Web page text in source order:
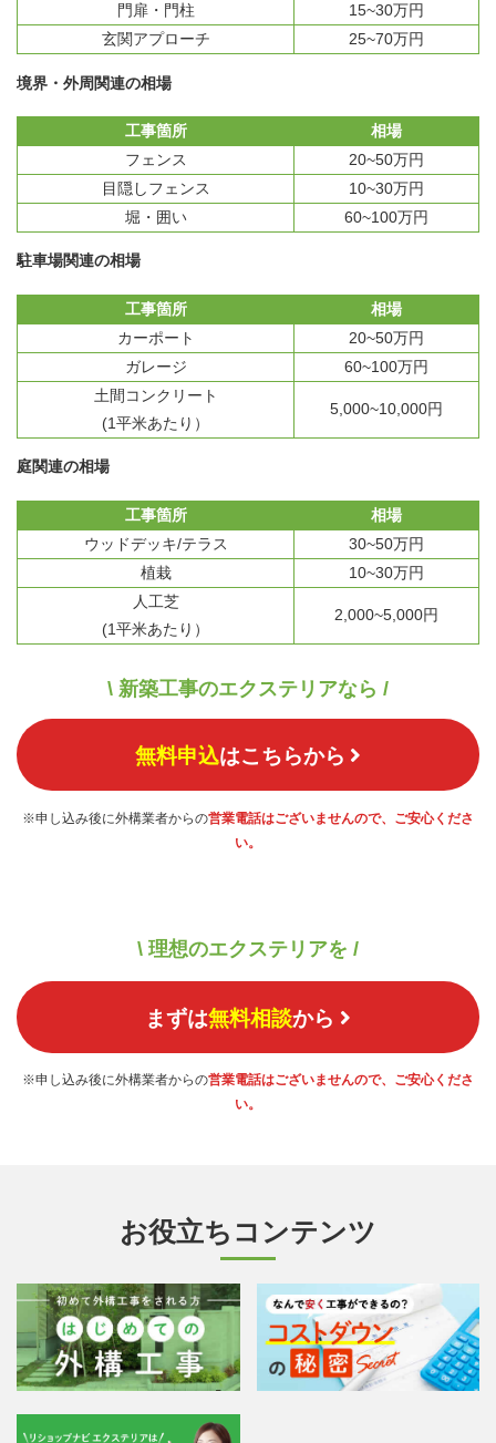
門扉・門柱
15~30万円
玄関アプローチ
25~70万円
境界・外周関連の相場
工事箇所
相場
フェンス
20~50万円
目隠しフェンス
10~30万円
堀・囲い
60~100万円
駐車場関連の相場
工事箇所
相場
カーポート
20~50万円
ガレージ
60~100万円
土間コンクリート
(1平米あたり）
5,000~10,000円
庭関連の相場
工事箇所
相場
ウッドデッキ/テラス
30~50万円
植栽
10~30万円
人工芝
(1平米あたり）
2,000~5,000円
\ 新築工事のエクステリアなら /
無料申込はこちらから
※申し込み後に外構業者からの営業電話はございませんので、ご安心くださ
い。
\ 理想のエクステリアを /
まずは無料相談から
※申し込み後に外構業者からの営業電話はございませんので、ご安心くださ
い。
お役立ちコンテンツ